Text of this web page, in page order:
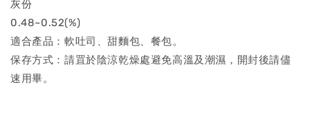
灰份
0.48~0.52(%)
適合產品：軟吐司、甜麵包、餐包。
保存方式：請罝於陰涼乾燥處避免高溫及潮濕，開封後請儘
速用畢。